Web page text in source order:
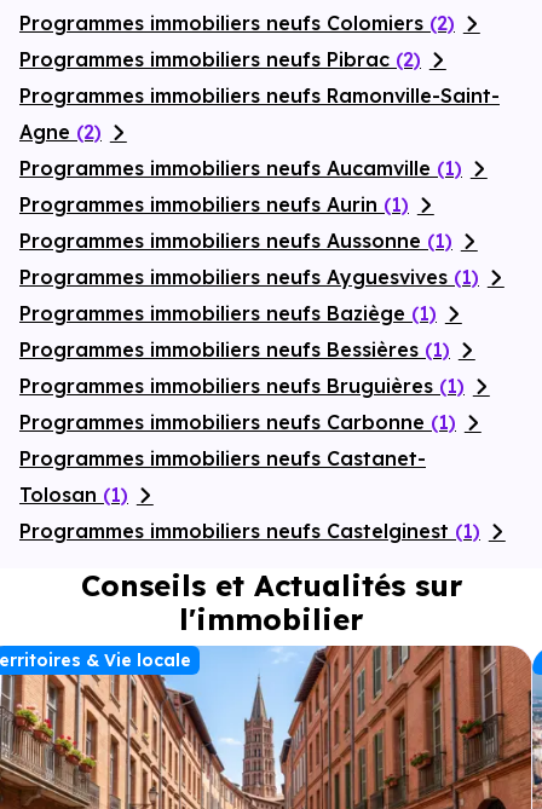
Programmes immobiliers neufs Colomiers (2)
Programmes immobiliers neufs Pibrac (2)
Programmes immobiliers neufs Ramonville-Saint-
Agne (2)
Programmes immobiliers neufs Aucamville (1)
Programmes immobiliers neufs Aurin (1)
Programmes immobiliers neufs Aussonne (1)
Programmes immobiliers neufs Ayguesvives (1)
Programmes immobiliers neufs Baziège (1)
Programmes immobiliers neufs Bessières (1)
Programmes immobiliers neufs Bruguières (1)
Programmes immobiliers neufs Carbonne (1)
Programmes immobiliers neufs Castanet-
Tolosan (1)
Programmes immobiliers neufs Castelginest (1)
Conseils et Actualités sur
l'immobilier
& Vie locale